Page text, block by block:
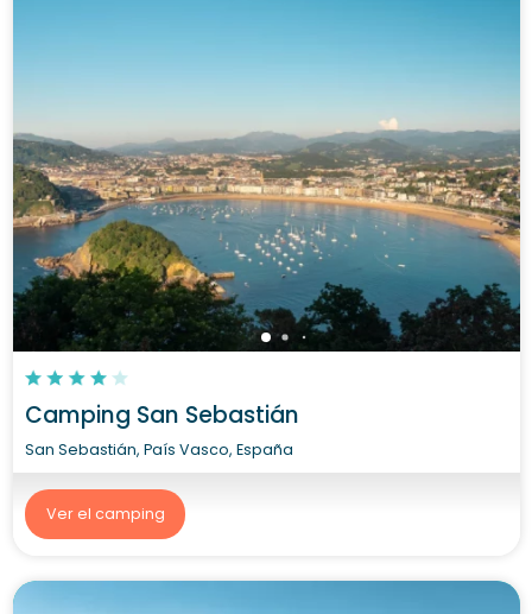
Camping San Sebastián
San Sebastián, País Vasco, España
Ver el camping